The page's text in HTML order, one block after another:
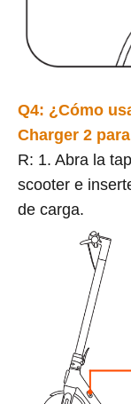
Q4: ¿Cómo
Charger 2
R: 1. Abra la
scooter e
de carga.